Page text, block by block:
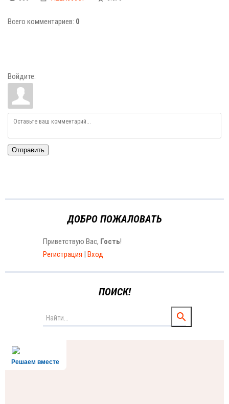
Всего комментариев: 0
Войдите:
Отправить
ДОБРО ПОЖАЛОВАТЬ
Приветствую Вас, Гость!
Регистрация | Вход
ПОИСК!
Решаем вместе